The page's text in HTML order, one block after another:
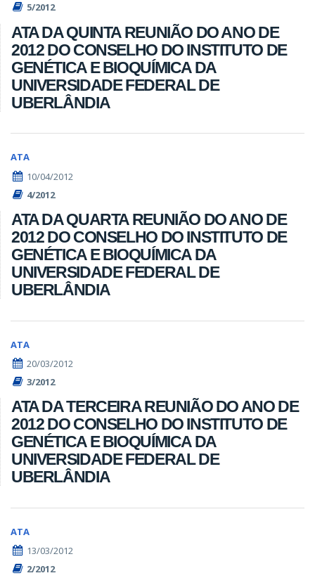
5/2012
ATA DA QUINTA REUNIÃO DO ANO DE
2012 DO CONSELHO DO INSTITUTO DE
GENÉTICA E BIOQUÍMICA DA
UNIVERSIDADE FEDERAL DE
UBERLÂNDIA
ATA
10/04/2012
4/2012
ATA DA QUARTA REUNIÃO DO ANO DE
2012 DO CONSELHO DO INSTITUTO DE
GENÉTICA E BIOQUÍMICA DA
UNIVERSIDADE FEDERAL DE
UBERLÂNDIA
ATA
20/03/2012
3/2012
ATA DA TERCEIRA REUNIÃO DO ANO DE
2012 DO CONSELHO DO INSTITUTO DE
GENÉTICA E BIOQUÍMICA DA
UNIVERSIDADE FEDERAL DE
UBERLÂNDIA
ATA
13/03/2012
2/2012